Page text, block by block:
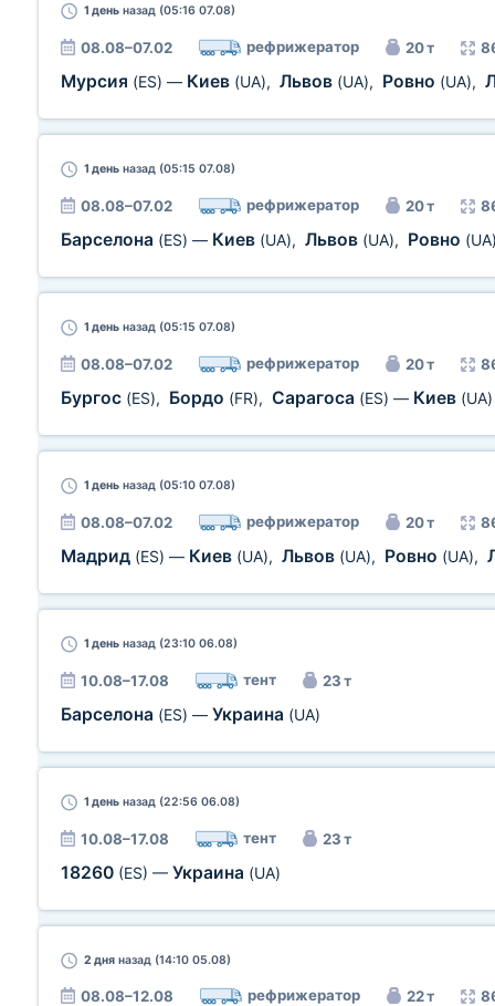
1 день назад (05:16 07.08)
08.08–07.02 рефрижератор 20 т
Мурсия (ES) — Киев (UA), Львов (UA), Ровно (UA),
1 день назад (05:15 07.08)
08.08–07.02 рефрижератор 20 т
Барселона (ES) — Киев (UA), Львов (UA), Ровно
1 день назад (05:15 07.08)
08.08–07.02 рефрижератор 20 т
Бургос (ES), Бордо (FR), Сарагоса (ES) — Киев (UA)
1 день назад (05:10 07.08)
08.08–07.02 рефрижератор 20 т
Мадрид (ES) — Киев (UA), Львов (UA), Ровно (UA),
1 день назад (23:10 06.08)
10.08–17.08 тент 23 т
Барселона (ES) — Украина (UA)
1 день назад (22:56 06.08)
10.08–17.08 тент 23 т
18260 (ES) — Украина (UA)
2 дня назад (14:10 05.08)
08.08–12.08 рефрижератор 22 т